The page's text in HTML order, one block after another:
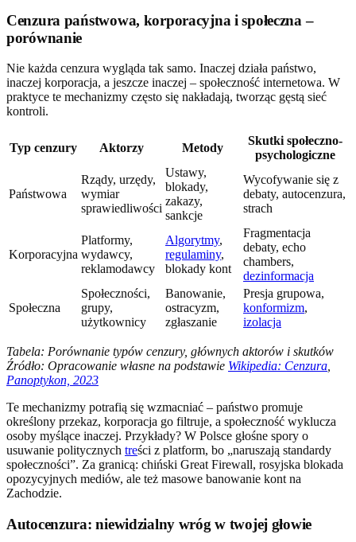
Cenzura państwowa, korporacyjna i społeczna –
porównanie
Nie każda cenzura wygląda tak samo. Inaczej działa państwo,
inaczej korporacja, a jeszcze inaczej – społeczność internetowa. W
praktyce te mechanizmy często się nakładają, tworząc gęstą sieć
kontroli.
Typ cenzury Aktorzy Metody
Skutki społeczno-
psychologiczne
Państwowa
Rządy, urzędy,
wymiar
sprawiedliwości
Ustawy,
blokady,
zakazy,
sankcje
Wycofywanie się z
debaty, autocenzura,
strach
Korporacyjna
Platformy,
wydawcy,
reklamodawcy
Algorytmy,
regulaminy,
blokady kont
Fragmentacja
debaty, echo
chambers,
dezinformacja
Społeczna
Społeczności,
grupy,
użytkownicy
Banowanie,
ostracyzm,
zgłaszanie
Presja grupowa,
konformizm,
izolacja
Tabela: Porównanie typów cenzury, głównych aktorów i skutków
Źródło: Opracowanie własne na podstawie Wikipedia: Cenzura
Panoptykon, 2023
Te mechanizmy potrafią się wzmacniać – państwo promuje
określony przekaz, korporacja go filtruje, a społeczność wyklucza
osoby myślące inaczej. Przykłady? W Polsce głośne spory o
usuwanie politycznych treści z platform, bo „naruszają standardy
społeczności”. Za granicą: chiński Great Firewall, rosyjska blokada
opozycyjnych mediów, ale też masowe banowanie kont na
Zachodzie.
Autocenzura: niewidzialny wróg w twojej głowie